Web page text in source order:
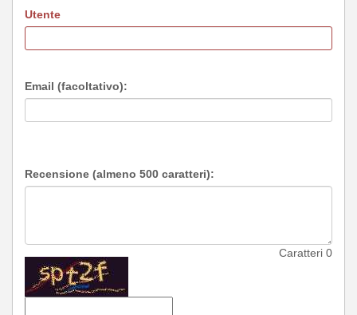
Utente
Email (facoltativo):
Recensione (almeno 500 caratteri):
Caratteri 0